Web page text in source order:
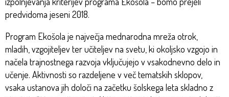
predvidoma jeseni 2018.
Program Ekošola je največja mednarodna mreža otrok,
mladih, vzgojiteljev ter učiteljev na svetu, ki okoljsko vzgojo in
načela trajnostnega razvoja vključujejo v vsakodnevno delo in
učenje. Aktivnosti so razdeljene v več tematskih sklopov,
vsaka ustanova jih določi na začetku šolskega leta skladno z